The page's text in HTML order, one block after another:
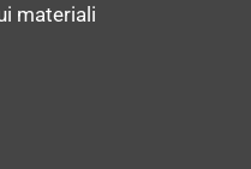
materiali